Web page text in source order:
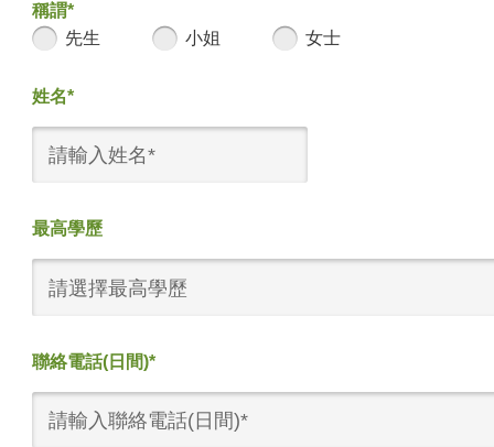
稱謂*
先生
小姐 女士
姓名*
最高學歷
請選擇最高學歷
聯絡電話(日間)*